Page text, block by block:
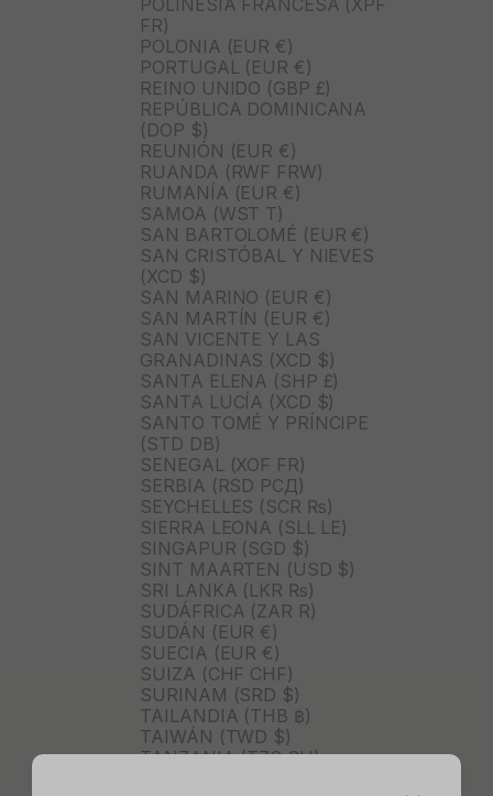
POLINESIA FRANCESA (XPF
FR)
POLONIA (EUR €)
PORTUGAL (EUR €)
REINO UNIDO (GBP £)
REPÚBLICA DOMINICANA
(DOP $)
REUNIÓN (EUR €)
RUANDA (RWF FRW)
RUMANÍA (EUR €)
SAMOA (WST T)
SAN BARTOLOMÉ (EUR €)
SAN CRISTÓBAL Y NIEVES
(XCD $)
SAN MARINO (EUR €)
SAN MARTÍN (EUR €)
SAN VICENTE Y LAS
GRANADINAS (XCD $)
SANTA ELENA (SHP £)
SANTA LUCÍA (XCD $)
SANTO TOMÉ Y PRÍNCIPE
(STD DB)
SENEGAL (XOF FR)
SERBIA (RSD РСД)
SEYCHELLES (SCR ₨)
SIERRA LEONA (SLL LE)
SINGAPUR (SGD $)
SINT MAARTEN (USD $)
SRI LANKA (LKR ₨)
SUDÁFRICA (ZAR R)
SUDÁN (EUR €)
SUECIA (EUR €)
SUIZA (CHF CHF)
SURINAM (SRD $)
TAILANDIA (THB ฿)
TAIWÁN (TWD $)
TANZANIA (TZS SH)